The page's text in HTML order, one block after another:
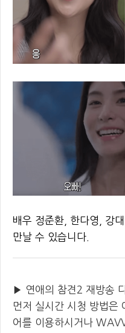
배우 정준환, 한다영, 강
만날 수 있습니다.
▶ 연애의 참견2 재방송
먼저 실시간 시청 방법은
어를 이용하시거나